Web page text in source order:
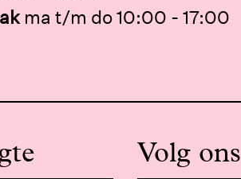
ma t/m do 10:00 - 17:00
Volg ons